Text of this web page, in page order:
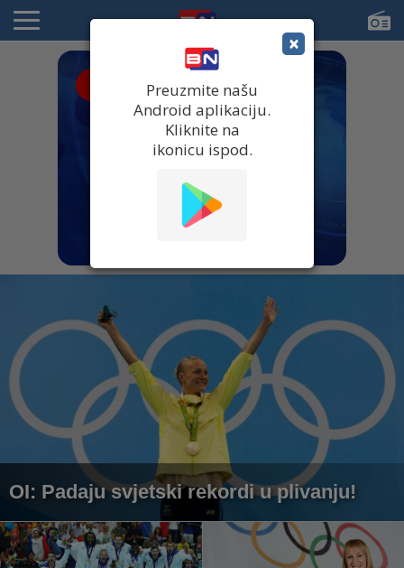
OI: Padaju svjetski rekordi u plivanju!
×
Preuzmite našu
Android aplikaciju.
Kliknite na
ikonicu ispod.